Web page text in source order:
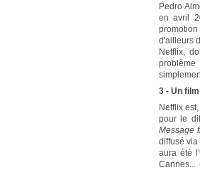
Pedro
en avril
d'ailleurs
Netflix,
3 - Un
Netflix
pour le
Message
diffusé
aura été
Cannes...